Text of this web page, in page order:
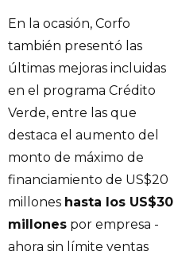
En la ocasión, Corfo
también presentó las
últimas mejoras incluidas
en el programa Crédito
Verde, entre las que
destaca el aumento del
monto de máximo de
financiamiento de US$20
millones hasta los US$30
millones por empresa -
ahora sin límite ventas